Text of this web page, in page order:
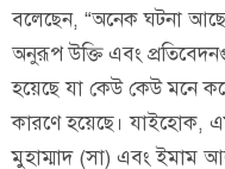
বলেছেন, “অনেক ঘটনা
অনুরূপ উক্তি এবং
হয়েছে যা কেউ কেউ মনে
কারণে হয়েছে। যাইহোক,
মুহাম্মাদ (সা) এবং ইমাম